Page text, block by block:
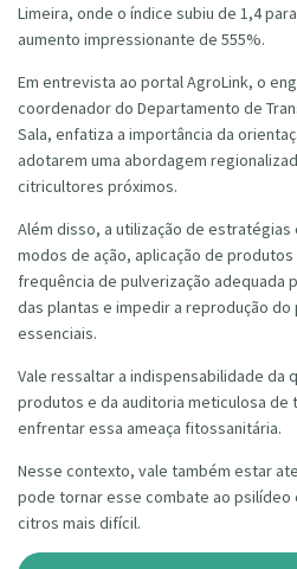
Limeira, onde o índice subiu de 1,4
aumento impressionante de 555%.
Em entrevista ao portal AgroLink, o
coordenador do Departamento de
Sala, enfatiza a importância da
adotarem uma abordagem
citricultores próximos.
Além disso, a utilização de estratégias
modos de ação, aplicação de
frequência de pulverização adequada
das plantas e impedir a reprodução
essenciais.
Vale ressaltar a indispensabilidade da
produtos e da auditoria meticulosa de
enfrentar essa ameaça fitossanitária.
Nesse contexto, vale também estar
pode tornar esse combate ao psilídeo
citros mais difícil.